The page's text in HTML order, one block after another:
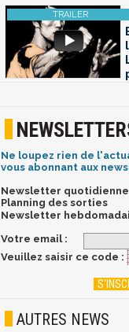
Ne loupez rien de
vous abonnant aux
Newsletter quotidienne
Planning des sorties
Newsletter
Votre email :
Veuillez saisir ce code :
AUTRES NEWS